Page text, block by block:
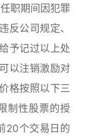
职期间因犯罪
反公司规定、
予记过以上处
以注销激励对
格按照以下三
制性股票的授
20个交易日的